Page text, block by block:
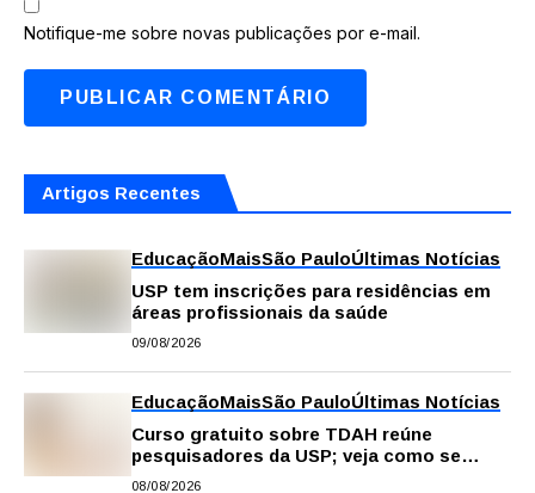
Notifique-me sobre novas publicações por e-mail.
Artigos Recentes
EducaçãoMaisSão PauloÚltimas Notícias
USP tem inscrições para residências em
áreas profissionais da saúde
09/08/2026
EducaçãoMaisSão PauloÚltimas Notícias
Curso gratuito sobre TDAH reúne
pesquisadores da USP; veja como se
inscrever
08/08/2026